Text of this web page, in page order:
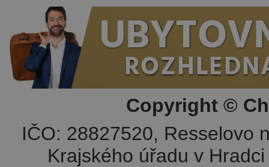
Copyright ©
IČO: 28827520, Resselovo
Krajského úřadu v